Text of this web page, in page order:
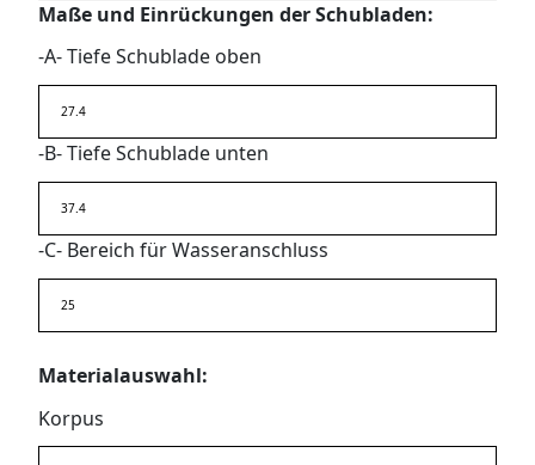
Maße und Einrückungen der Schubladen:
-A- Tiefe Schublade oben
-B- Tiefe Schublade unten
-C- Bereich für Wasseranschluss
Materialauswahl:
Korpus